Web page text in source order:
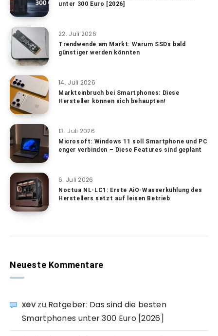
unter 300 Euro [2026]
22. Juli 2026
Trendwende am Markt: Warum SSDs bald
günstiger werden könnten
14. Juli 2026
Markteinbruch bei Smartphones: Diese
Hersteller können sich behaupten!
13. Juli 2026
Microsoft: Windows 11 soll Smartphone und PC
enger verbinden – Diese Features sind geplant
6. Juli 2026
Noctua NL-LC1: Erste AiO-Wasserkühlung des
Herstellers setzt auf leisen Betrieb
Neueste Kommentare
xevzu Ratgeber: Das sind die besten
Smartphones unter 300 Euro [2026]